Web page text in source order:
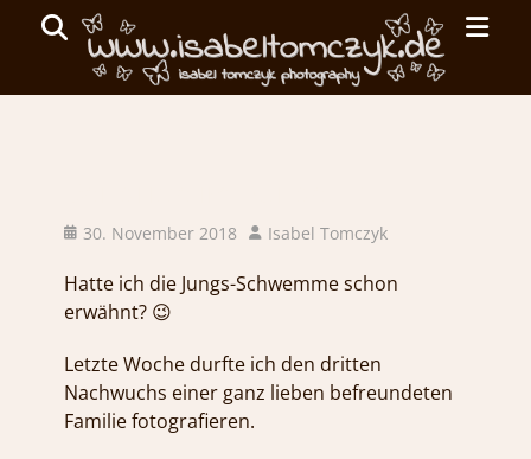
PHOTOGRAPHY
emotionale
Fotografie
Menu
Search
Posted
30. November 2018 Author
Isabel Tomczyk
Hatte ich die Jungs-Schwemme schon
erwähnt? 😉
Letzte Woche durfte ich den dritten
Nachwuchs einer ganz lieben befreundeten
Familie fotografieren.